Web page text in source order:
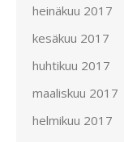
heinäkuu 2017
kesäkuu 2017
huhtikuu 2017
maaliskuu 2017
helmikuu 2017